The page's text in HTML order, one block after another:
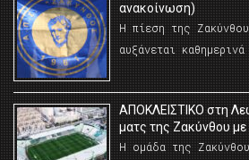
ανακοίνωση)
Η πίεση της
αυξάνεται καθημερινά
AΠΟΚΛΕΙΣΤΙΚΟ στη
ματς της Ζακύνθου με
Η ομάδα της